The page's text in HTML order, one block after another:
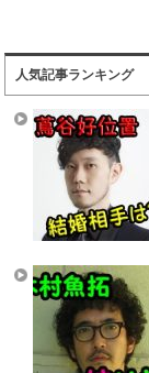
人気記事ランキング